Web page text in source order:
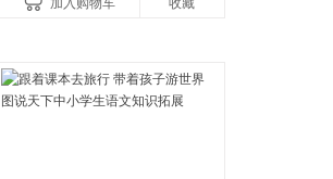
加入购物车
收藏